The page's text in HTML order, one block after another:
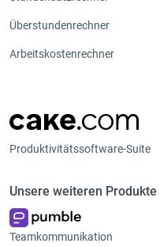
Überstundenrechner
Arbeitskostenrechner
Produktivitätssoftware-Suite
Unsere weiteren Produkte
Teamkommunikation